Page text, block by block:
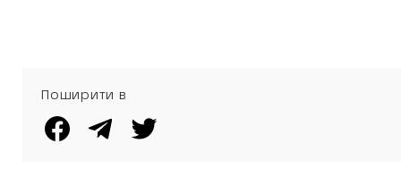
Поширити в